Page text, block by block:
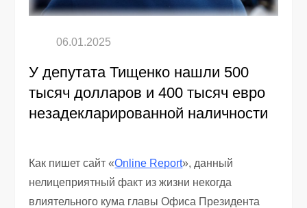
У депутата Тищенко нашли 500
тысяч долларов и 400 тысяч евро
незадекларированной наличности
Как пишет сайт «Online Report», данный
нелицеприятный факт из жизни некогда
влиятельного кума главы Офиса Президента